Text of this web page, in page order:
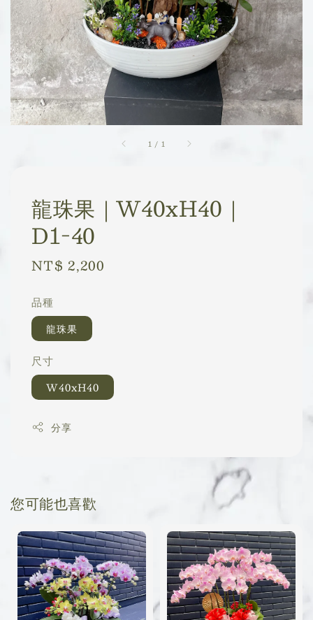
1 / 1
龍珠果｜W40xH40｜
D1-40
Regular
NT$ 2,200
品種
龍珠果
尺寸
W40xH40
分享
您可能也喜歡